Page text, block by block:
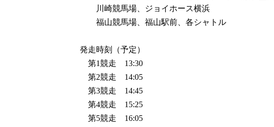
川崎競馬場、ジョイホース横浜
福山競馬場、福山駅前、各シャトル
発走時刻（予定）
第1競走 13:30
第2競走 14:05
第3競走 14:45
第4競走 15:25
第5競走 16:05